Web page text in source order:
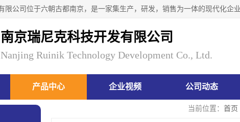
南京瑞尼克科技开发有限公司
Nanjing Ruinik Technology Development Co., Ltd.
产品中心 企业视频 公司动态
当前位置： 首页